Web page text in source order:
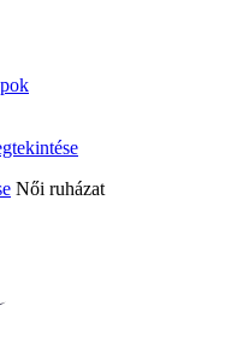
Női ruházat